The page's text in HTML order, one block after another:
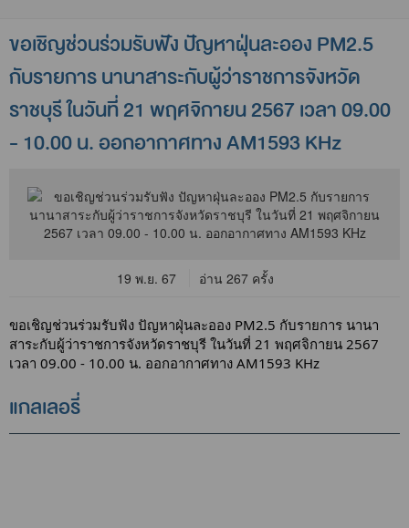
ขอเชิญช่วนร่วมรับฟัง ปัญหาฝุ่นละออง PM2.5
กับรายการ นานาสาระกับผู้ว่าราชการจังหวัด
ราชบุรี ในวันที่ 21 พฤศจิกายน 2567 เวลา 09.00
- 10.00 น. ออกอากาศทาง AM1593 KHz
19 พ.ย. 67 อ่าน 267 ครั้ง
ขอเชิญช่วนร่วมรับฟัง ปัญหาฝุ่นละออง PM2.5 กับรายการ นานา
สาระกับผู้ว่าราชการจังหวัดราชบุรี ในวันที่ 21 พฤศจิกายน 2567
เวลา 09.00 - 10.00 น. ออกอากาศทาง AM1593 KHz
แกลเลอรี่